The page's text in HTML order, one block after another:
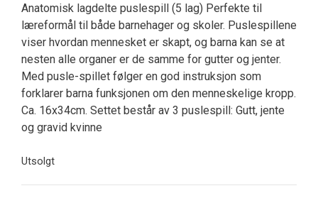
Anatomisk lagdelte puslespill (5 lag) Perfekte til
læreformål til både barnehager og skoler. Puslespillene
viser hvordan mennesket er skapt, og barna kan se at
nesten alle organer er de samme for gutter og jenter.
Med pusle-spillet følger en god instruksjon som
forklarer barna funksjonen om den menneskelige kropp.
Ca. 16x34cm. Settet består av 3 puslespill: Gutt, jente
og gravid kvinne
Utsolgt